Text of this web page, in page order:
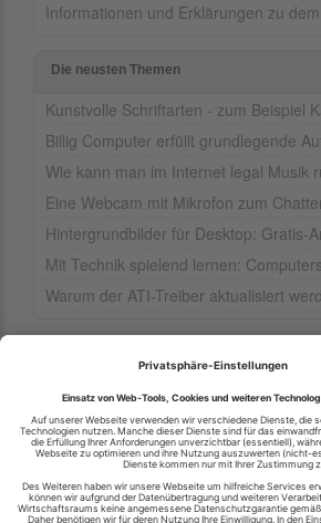
Informationen und Erklärungen zu
Die neusten Themen
Kunstvolle Schriftarten - zum Beispiel
Billig Computer erfüllt grundlegende
Wie kann man im Internet legal Musik
Eine Webcam mit Mikrofon zum
Hintergrundbilder für Desktop: Gratis-
Mit Technik spielend lernen:
Warum der ATI-Treiber aktualisiert
Ihren RSS-Feed veröffentlichen
RSS-Verzeichnis.de © 2003-2026